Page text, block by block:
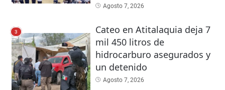
Agosto 7, 2026
3
Cateo en Atitalaquia deja 7
mil 450 litros de
hidrocarburo asegurados y
un detenido
Agosto 7, 2026